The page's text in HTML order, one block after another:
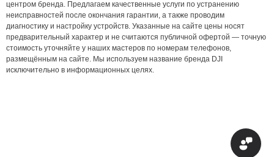
центром бренда. Предлагаем качественные услуги по устранению
неисправностей после окончания гарантии, а также проводим
диагностику и настройку устройств. Указанные на сайте цены носят
предварительный характер и не считаются публичной офертой — точную
стоимость уточняйте у наших мастеров по номерам телефонов,
размещённым на сайте. Мы используем название бренда DJI
исключительно в информационных целях.